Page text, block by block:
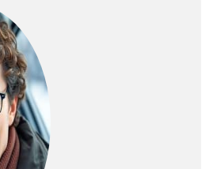
sorte que vous
n'avez pas peur du
mauvais temps.
Performance durable
: conçue avec un
matériau épais, cette
chaîne à neige de
voiture a une haute